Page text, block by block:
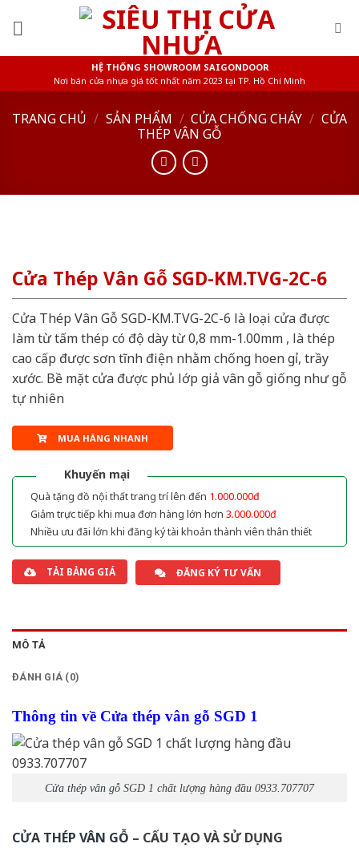
HỆ THỐNG SHOWROOM SAIGONDOOR
Nơi bán cửa nhựa giá tốt nhất năm 2023 tại TP. Hồ Chí Minh
TRANG CHỦ / SẢN PHẨM / CỬA CHỐNG CHÁY / CỬA
THÉP VÂN GỖ
Cửa Thép Vân Gỗ SGD-KM.TVG-2C-6
Cửa Thép Vân Gỗ SGD-KM.TVG-2C-6 là loại cửa được
làm từ tấm thép có độ dày từ 0,8 mm-1.00mm , là thép
cao cấp được sơn tĩnh điện nhằm chống hoen gỉ, trầy
xước. Bề mặt cửa được phủ lớp giả vân gỗ giống như gỗ
tự nhiên
MUA HÀNG NHANH
Khuyến mại
Quà tặng đồ nội thất trang trí lên đến 1.000.000đ
Giảm trực tiếp khi mua đơn hàng lớn hơn 3.000.000đ
Nhiều ưu đãi lớn khi đăng ký tài khoản thành viên thân thiết
TẢI BẢNG GIÁ ĐĂNG KÝ TƯ VẤN
MÔ TẢ
ĐÁNH GIÁ (0)
Thông tin về Cửa thép vân gỗ SGD 1
Cửa thép vân gỗ SGD 1 chất lượng hàng đầu 0933.707707
CỬA THÉP VÂN GỖ – CẤU TẠO VÀ SỬ DỤNG